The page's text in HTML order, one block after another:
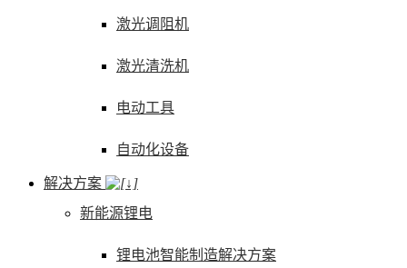
激光调阻机
激光清洗机
电动工具
自动化设备
解决方案
新能源锂电
锂电池智能制造解决方案